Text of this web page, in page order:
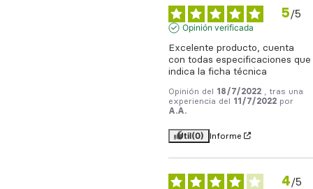
5/5
Opinión verificada
Excelente producto, cuenta
con todas especificaciones que
indica la ficha técnica
Opinión del 18/7/2022
, tras una
experiencia del 11/7/2022 por
A.A.
Útil(0) Informe
4/5